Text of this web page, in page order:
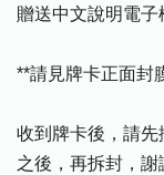
贈送中文說明電子
**請見牌卡正面封
收到牌卡後，請
之後，再拆封，謝